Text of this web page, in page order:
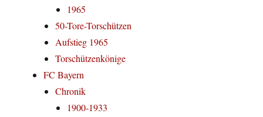
1965
50-Tore-Torschützen
Aufstieg 1965
Torschützenkönige
FC Bayern
Chronik
1900-1933